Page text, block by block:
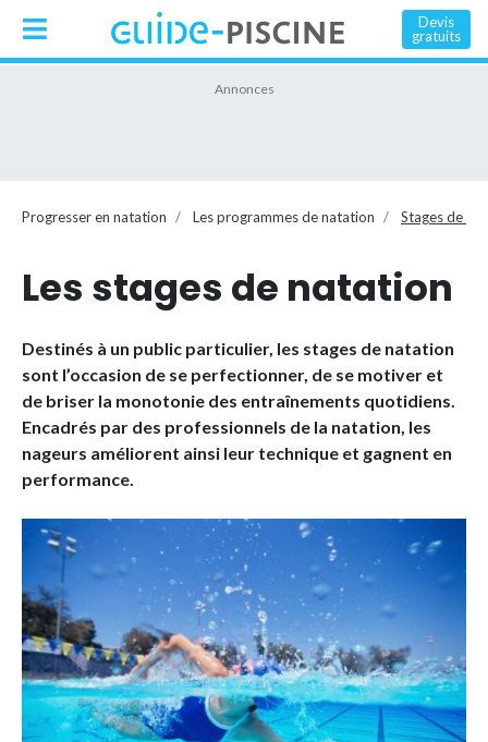
Devis
gratuits
Progresser en natation Les programmes de natation Stages de
Les stages de natation
Destinés à un public particulier, les stages de natation
sont l’occasion de se perfectionner, de se motiver et
de briser la monotonie des entraînements quotidiens.
Encadrés par des professionnels de la natation, les
nageurs améliorent ainsi leur technique et gagnent en
performance.